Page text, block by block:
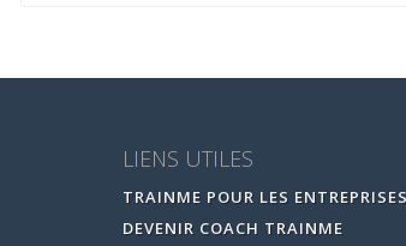
LIENS UTILES
TRAINME POUR LES ENTREPRISES
DEVENIR COACH TRAINME